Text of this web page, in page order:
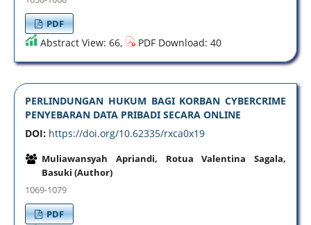
PDF
Abstract View: 66, PDF Download: 40
PERLINDUNGAN HUKUM BAGI KORBAN CYBERCRIME
PENYEBARAN DATA PRIBADI SECARA ONLINE
DOI: https://doi.org/10.62335/rxca0x19
Muliawansyah Apriandi, Rotua Valentina Sagala,
Basuki (Author)
1069-1079
PDF